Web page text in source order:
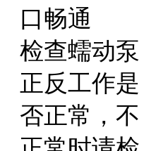
口畅通
检查蠕动泵
正反工作是
否正常，不